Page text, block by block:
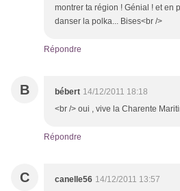
montrer ta région ! Génial ! et en
danser la polka... Bises<br />
Répondre
B bébert 14/12/2011 18:18
<br /> oui , vive la Charente
Répondre
C canelle56 14/12/2011 13:57